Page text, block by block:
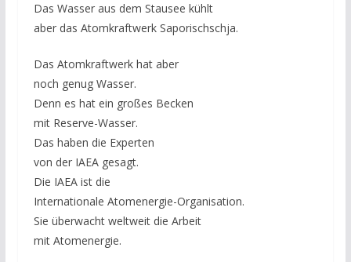
Das Wasser aus dem Stausee kühlt
aber das Atomkraftwerk Saporischschja.
Das Atomkraftwerk hat aber
noch genug Wasser.
Denn es hat ein großes Becken
mit Reserve-Wasser.
Das haben die Experten
von der IAEA gesagt.
Die IAEA ist die
Internationale Atomenergie-Organisation.
Sie überwacht weltweit die Arbeit
mit Atomenergie.